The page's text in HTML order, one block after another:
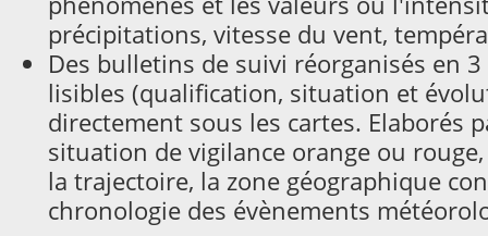
précipitations, vitesse du vent,
Des bulletins de suivi réorganisés en
lisibles (qualification, situation et
directement sous les cartes. Elaborés
situation de vigilance orange ou
la trajectoire, la zone géographique
chronologie des évènements